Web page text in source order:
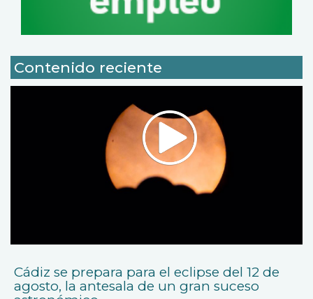
Contenido reciente
Cádiz se prepara para el eclipse del 12 de
agosto, la antesala de un gran suceso